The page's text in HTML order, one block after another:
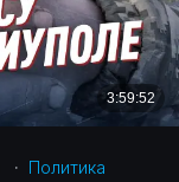
· Политика‎